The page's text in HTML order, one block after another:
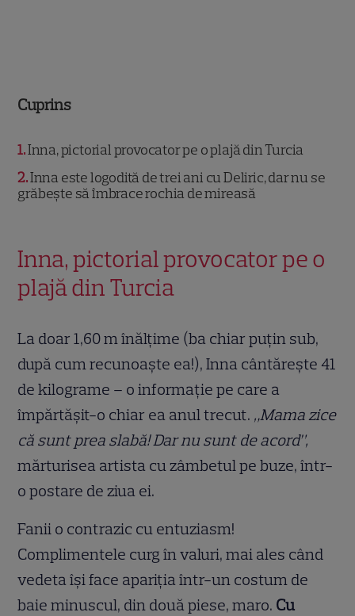
Cuprins
1 Inna, pictorial provocator pe o plajă din Turcia
2 Inna este logodită de trei ani cu Deliric, dar nu se
grăbește să îmbrace rochia de mireasă
Inna, pictorial provocator pe o
plajă din Turcia
La doar 1,60 m înălțime (ba chiar puțin sub,
după cum recunoaște ea!), Inna cântărește 41
de kilograme – o informație pe care a
împărtășit-o chiar ea anul trecut. „Mama zice
că sunt prea slabă! Dar nu sunt de acord”,
mărturisea artista cu zâmbetul pe buze, într-
o postare de ziua ei.
Fanii o contrazic cu entuziasm!
Complimentele curg în valuri, mai ales când
vedeta își face apariția într-un costum de
baie minuscul, din două piese, maro. Cu